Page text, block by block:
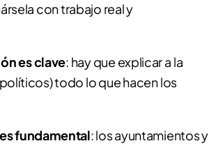
con trabajo real y
es clave: hay que explicar a la
todo lo que hacen los
fundamental: los ayuntamientos y